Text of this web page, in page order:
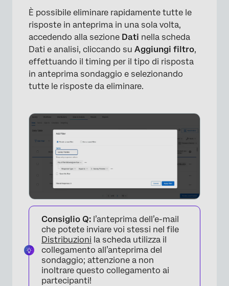
È possibile eliminare rapidamente tutte le
risposte in anteprima in una sola volta,
accedendo alla sezione Dati nella scheda
Dati e analisi, cliccando su Aggiungi filtro,
effettuando il timing per il tipo di risposta
in anteprima sondaggio e selezionando
tutte le risposte da eliminare.
Consiglio Q: l’anteprima dell’e-mail
che potete inviare voi stessi nel file
Distribuzioni la scheda utilizza il
collegamento all’anteprima del
sondaggio; attenzione a non
inoltrare questo collegamento ai
partecipanti!